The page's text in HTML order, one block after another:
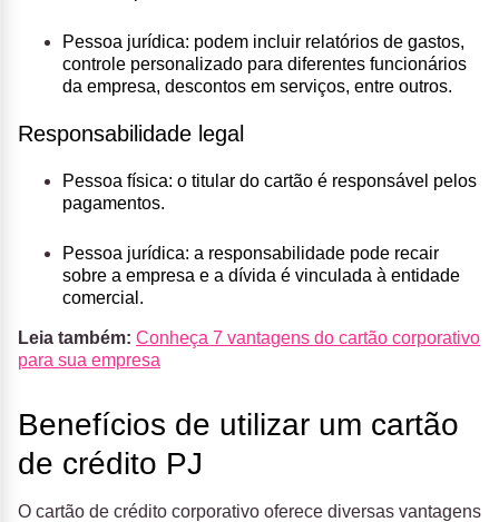
Pessoa jurídica: podem incluir relatórios de gastos,
controle personalizado para diferentes funcionários
da empresa, descontos em serviços, entre outros.
Responsabilidade legal
Pessoa física: o titular do cartão é responsável pelos
pagamentos.
Pessoa jurídica: a responsabilidade pode recair
sobre a empresa e a dívida é vinculada à entidade
comercial.
Leia também: Conheça 7 vantagens do cartão corporativo
para sua empresa
Benefícios de utilizar um cartão
de crédito PJ
O cartão de crédito corporativo oferece diversas vantagens